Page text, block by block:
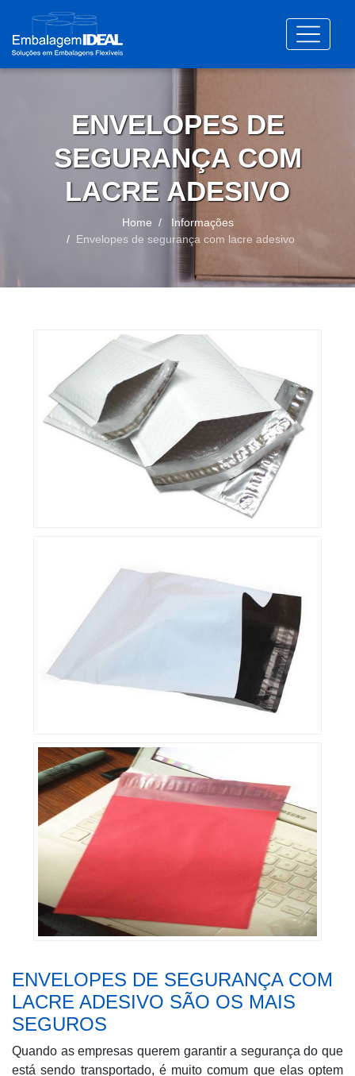
ENVELOPES DE
SEGURANÇA COM
LACRE ADESIVO
Home
Informações
Envelopes de segurança com lacre adesivo
ENVELOPES DE SEGURANÇA COM
LACRE ADESIVO SÃO OS MAIS
SEGUROS
Quando as empresas querem garantir a segurança do que
está sendo transportado, é muito comum que elas optem